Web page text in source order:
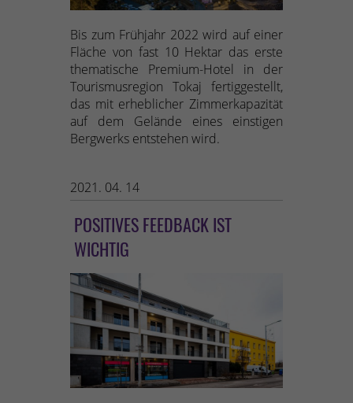
Bis zum Frühjahr 2022 wird auf einer
Fläche von fast 10 Hektar das erste
thematische Premium-Hotel in der
Tourismusregion Tokaj fertiggestellt,
das mit erheblicher Zimmerkapazität
auf dem Gelände eines einstigen
Bergwerks entstehen wird.
2021. 04. 14
POSITIVES FEEDBACK IST
WICHTIG